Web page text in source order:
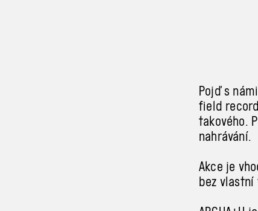
Pojď s
field
takového.
nahrávání.
Akce je
bez vlastní